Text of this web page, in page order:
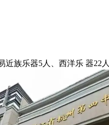
乐器5人、西洋乐 器22人